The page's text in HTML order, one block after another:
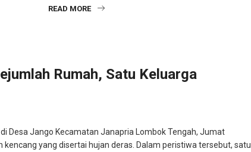
READ MORE
Rumah, Satu Keluarga
Desa Jango Kecamatan Janapria Lombok Tengah, Jumat
yang disertai hujan deras. Dalam peristiwa tersebut, satu